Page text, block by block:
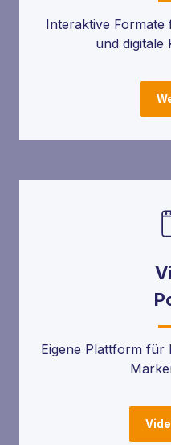
Interaktive
und digitale
Eigene Plattform für